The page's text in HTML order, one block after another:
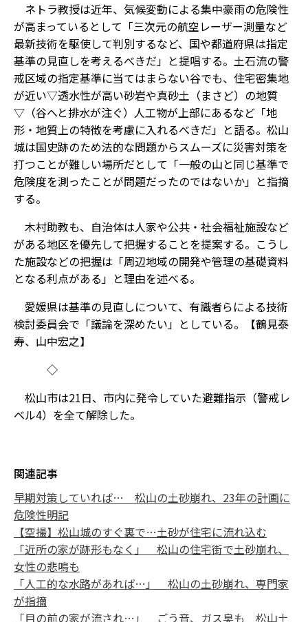
ネトラ教授は近年、気候変動による集中豪雨の危険性
が高まっているとして「三次元の航空レーザー測量など
最新技術を駆使して判別するなど、国や都道府県は指定
基準の見直しを考えるべきだ」と提唱する。土石流の警
戒区域の指定基準に当てはまらない谷でも、住宅密集地
が近い▽透水性が高い砂岩や真砂土（まさど）の地質
▽（谷へと排水が注ぐ）人工物が上部にある――など「地
形・地質上の特徴を考慮に入れるべきだ」と語る。松山
城は国史跡のため法的な問題からスムーズに災害対策を
打つことが難しい場所だとして「一般の山と同じ基準で
危険度を測ったことが問題だったのではないか」と指摘
する。
木村助教も、自治体は人家や公共・社会福祉施設など
がある地区を優先して把握することを提案する。こうし
た施設などの把握は「周辺地域の開発や管理の基礎資料
となる利点がある」と理由を述べる。
愛媛県は基準の見直しについて、有識者らによる技術
検討委員会で「議論を深めたい」としている。【鶴見泰
寿、山中宏之】
◇
松山市は21日、市内に発令していた避難指示（警戒レ
ベル4）を全て解除した。
関連記事
早期対策していれば… 松山の土砂崩れ、23年の計画に
危険性明記
【空撮】松山城のすぐ裏で…土砂が住宅に流れ込む
「近所の家が跡形もなく」 松山の住宅街で土砂崩れ、
女性の悲鳴も
「人工的な水路があれば…」 松山の土砂崩れ、専門家
が指摘
「目の前の家が流され…」 ごう音、ガス臭も 松山土